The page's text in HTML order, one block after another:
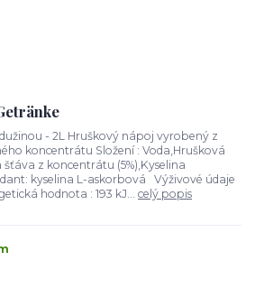
- 2L Hruškový nápoj vyrobený z
koncentrátu Složení : Voda,Hrušková
šťáva z koncentrátu (5%),Kyselina
kyselina L-askorbová Výživové údaje
hodnota : 193 kJ... celý popis